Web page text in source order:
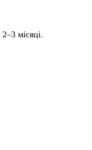
місяці.